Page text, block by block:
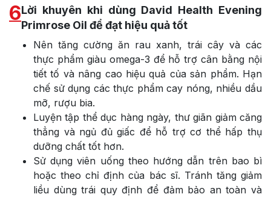
6Lời khuyên khi dùng David Health Evening
Primrose Oil để đạt hiệu quả tốt
Nên tăng cường ăn rau xanh, trái cây và các
thực phẩm giàu omega-3 để hỗ trợ cân bằng nội
tiết tố và nâng cao hiệu quả của sản phẩm. Hạn
chế sử dụng các thực phẩm cay nóng, nhiều dầu
mỡ, rượu bia.
Luyện tập thể dục hàng ngày, thư giãn giảm căng
thẳng và ngủ đủ giấc để hỗ trợ cơ thể hấp thụ
dưỡng chất tốt hơn.
Sử dụng viên uống theo hướng dẫn trên bao bì
hoặc theo chỉ định của bác sĩ. Tránh tăng giảm
liều dùng trái quy định để đảm bảo an toàn và